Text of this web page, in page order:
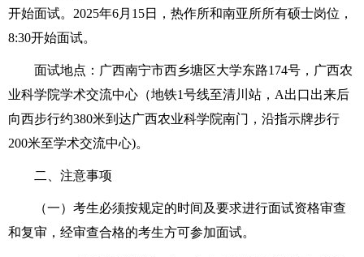
开始面试。2025年6月15日，热作所和南亚所所有硕士岗位，
8:30开始面试。
面试地点：广西南宁市西乡塘区大学东路174号，广西农
业科学院学术交流中心（地铁1号线至清川站，A出口出来后
向西步行约380米到达广西农业科学院南门，沿指示牌步行
200米至学术交流中心)。
二、注意事项
（一）考生必须按规定的时间及要求进行面试资格审查
和复审，经审查合格的考生方可参加面试。